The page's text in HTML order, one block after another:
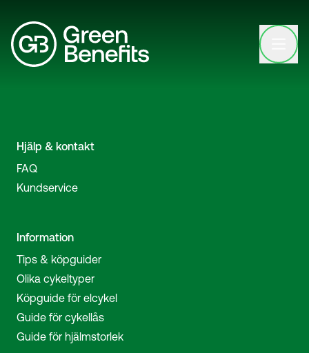
Open
Hjälp & kontakt
FAQ
Kundservice
Information
Tips & köpguider
Olika cykeltyper
Köpguide för elcykel
Guide för cykellås
Guide för hjälmstorlek